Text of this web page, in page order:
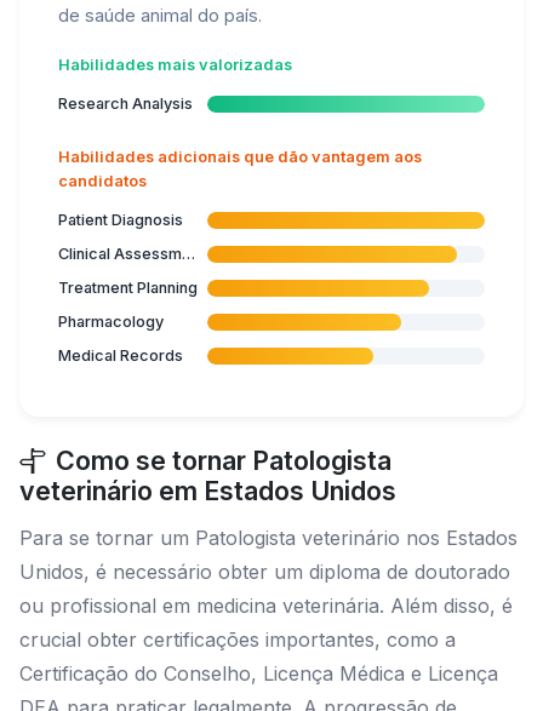
de saúde animal do país.
Habilidades mais valorizadas
Research Analysis
Habilidades adicionais que dão vantagem aos
candidatos
Patient Diagnosis
Clinical Assessment
Treatment Planning
Pharmacology
Medical Records
Como se tornar Patologista
veterinário em Estados Unidos
Para se tornar um Patologista veterinário nos Estados
Unidos, é necessário obter um diploma de doutorado
ou profissional em medicina veterinária. Além disso, é
crucial obter certificações importantes, como a
Certificação do Conselho, Licença Médica e Licença